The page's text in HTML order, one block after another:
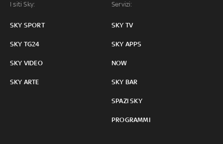
I siti Sky:
SKY SPORT
SKY TG24
SKY VIDEO
SKY ARTE
Servizi:
SKY TV
SKY APPS
NOW
SKY BAR
SPAZI SKY
PROGRAMMI